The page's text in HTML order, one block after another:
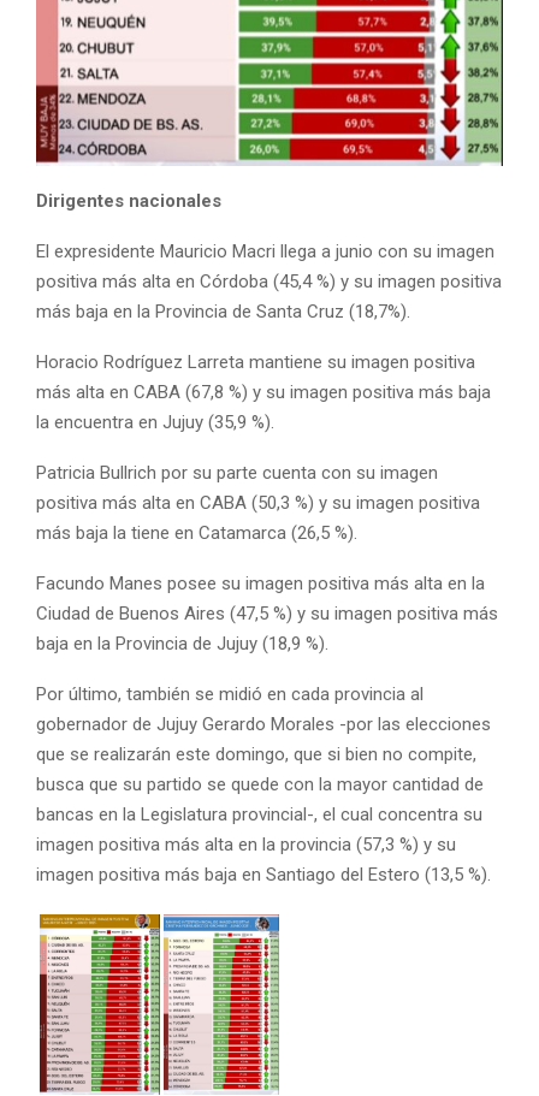
Dirigentes nacionales
El expresidente Mauricio Macri llega a junio con su imagen
positiva más alta en Córdoba (45,4 %) y su imagen positiva
más baja en la Provincia de Santa Cruz (18,7%).
Horacio Rodríguez Larreta mantiene su imagen positiva
más alta en CABA (67,8 %) y su imagen positiva más baja
la encuentra en Jujuy (35,9 %).
Patricia Bullrich por su parte cuenta con su imagen
positiva más alta en CABA (50,3 %) y su imagen positiva
más baja la tiene en Catamarca (26,5 %).
Facundo Manes posee su imagen positiva más alta en la
Ciudad de Buenos Aires (47,5 %) y su imagen positiva más
baja en la Provincia de Jujuy (18,9 %).
Por último, también se midió en cada provincia al
gobernador de Jujuy Gerardo Morales -por las elecciones
que se realizarán este domingo, que si bien no compite,
busca que su partido se quede con la mayor cantidad de
bancas en la Legislatura provincial-, el cual concentra su
imagen positiva más alta en la provincia (57,3 %) y su
imagen positiva más baja en Santiago del Estero (13,5 %).